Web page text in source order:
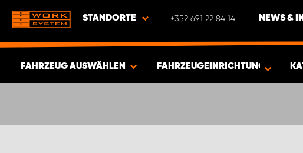
STANDORTE +352 691 22 84 14 NEWS &
FAHRZEUG AUSWÄHLEN
ARTIKEL
FAHRZEUGEINRICHTUNGEN FÜR